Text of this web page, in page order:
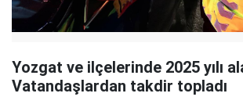
Yozgat ve ilçelerinde 2025 yılı
Vatandaşlardan takdir topladı